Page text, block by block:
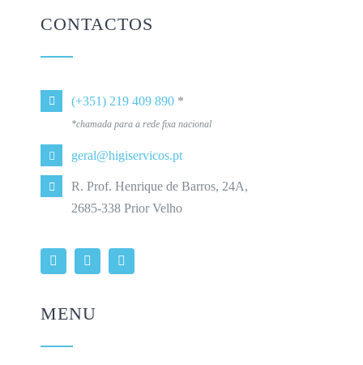
CONTACTOS
(+351) 219 409 890 *
*chamada para a rede fixa nacional
geral@higiservicos.pt
R. Prof. Henrique de Barros, 24A,
2685-338 Prior Velho
MENU